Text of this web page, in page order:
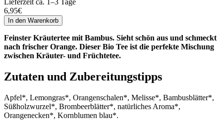
6,95€
Feinster Kräutertee mit Bambus. Sieht schön aus und schmeckt
nach frischer Orange. Dieser Bio Tee ist die perfekte Mischung
zwischen Kräuter- und Früchtetee.
Zutaten und Zubereitungstipps
Apfel*, Lemongras*, Orangenschalen*, Melisse*, Bambusblätter*,
Süßholzwurzel*, Brombeerblätter*, natürliches Aroma*,
Orangenecken*, Kornblumen blau*.